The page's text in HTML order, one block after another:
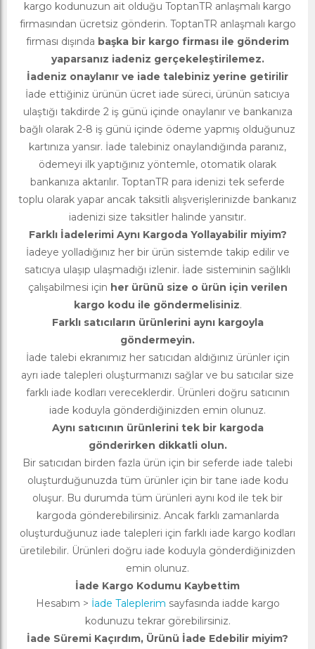
kargo kodunuzun ait olduğu ToptanTR anlaşmalı kargo
firmasından ücretsiz gönderin. ToptanTR anlaşmalı kargo
firması dışında başka bir kargo firması ile gönderim
yaparsanız iadeniz gerçekeleştirilemez.
İadeniz onaylanır ve iade talebiniz yerine getirilir
İade ettiğiniz ürünün ücret iade süreci, ürünün satıcıya
ulaştığı takdirde 2 iş günü içinde onaylanır ve bankanıza
bağlı olarak 2-8 iş günü içinde ödeme yapmış olduğunuz
kartınıza yansır. İade talebiniz onaylandığında paranız,
ödemeyi ilk yaptığınız yöntemle, otomatik olarak
bankanıza aktarılır. ToptanTR para idenizi tek seferde
toplu olarak yapar ancak taksitli alışverişlerinizde bankanız
iadenizi size taksitler halinde yansıtır.
Farklı İadelerimi Aynı Kargoda Yollayabilir miyim?
İadeye yolladığınız her bir ürün sistemde takip edilir ve
satıcıya ulaşıp ulaşmadığı izlenir. İade sisteminin sağlıklı
çalışabilmesi için her ürünü size o ürün için verilen
kargo kodu ile göndermelisiniz.
Farklı satıcıların ürünlerini aynı kargoyla
göndermeyin.
İade talebi ekranımız her satıcıdan aldığınız ürünler için
ayrı iade talepleri oluşturmanızı sağlar ve bu satıcılar size
farklı iade kodları vereceklerdir. Ürünleri doğru satıcının
iade koduyla gönderdiğinizden emin olunuz.
Aynı satıcının ürünlerini tek bir kargoda
gönderirken dikkatli olun.
Bir satıcıdan birden fazla ürün için bir seferde iade talebi
oluşturduğunuzda tüm ürünler için bir tane iade kodu
oluşur. Bu durumda tüm ürünleri aynı kod ile tek bir
kargoda gönderebilirsiniz. Ancak farklı zamanlarda
oluşturduğunuz iade talepleri için farklı iade kargo kodları
üretilebilir. Ürünleri doğru iade koduyla gönderdiğinizden
emin olunuz.
İade Kargo Kodumu Kaybettim
Hesabım > İade Taleplerim sayfasında iadde kargo
kodunuzu tekrar görebilirsiniz.
İade Süremi Kaçırdım, Ürünü İade Edebilir miyim?